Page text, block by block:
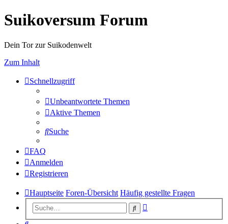
Suikoversum Forum
Dein Tor zur Suikodenwelt
Zum Inhalt
Schnellzugriff
Unbeantwortete Themen
Aktive Themen
Suche
FAQ
Anmelden
Registrieren
Hauptseite Foren-Übersicht Häufig gestellte Fragen
Suche